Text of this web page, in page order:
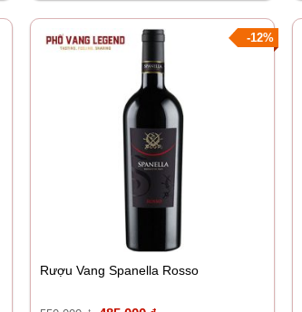
-12%
Rượu Vang Spanella Rosso